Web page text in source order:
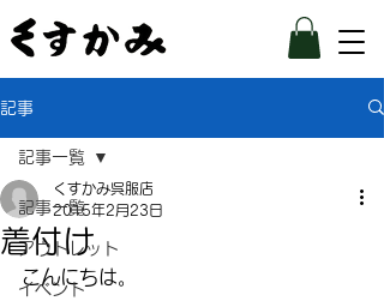
記事
記事一覧
アウトレット
イベント
記事一覧
着付け
くすかみ呉服店
2015年2月23日
こんにちは。